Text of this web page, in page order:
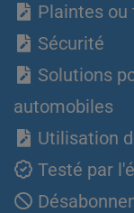
Plaintes
Sécurité
Solutions
automobiles
Utilisation
Testé par